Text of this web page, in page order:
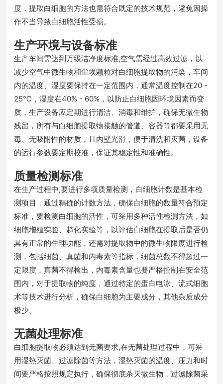
度，提取白细胞的方法也需符合既定的技术规范，避免因操
作不当导致白细胞活性受损。
生产环境与设备标准
生产车间需达到万级洁净度标准,空气需经过高效过滤，以
减少空气中微生物和尘埃颗粒对白细胞提取物的污染，车间
内的温度、湿度要保持在一定范围内，通常温度控制在20 -
25℃，湿度在40% - 60%，以防止白细胞因环境因素而变
质，生产设备应定期进行清洁、消毒和维护，确保无微生物
残留，所有与白细胞提取物接触的管道、容器等都要采用无
毒、无吸附性的材质，且内壁光滑，便于清洗和灭菌，设备
的运行参数要定期校准，保证其稳定性和准确性。
质量检测标准
在生产过程中,要进行多项质量检测，白细胞计数是基本检
测项目，通过精确的计数方法，确保白细胞的数量符合预定
标准，要检测白细胞的活性，可采用多种活性检测方法，如
细胞增殖实验、趋化实验等，以评估白细胞在提取后是否仍
具有正常的生理功能，还需对提取物中的微生物限度进行检
测，包括细菌、真菌和内毒素等指标，细菌总数不得超过一
定限度，真菌不得检出，内毒素含量也要严格控制在安全范
围内，对于提取物的纯度，通过特定的蛋白电泳、流式细胞
术等技术进行分析，确保白细胞为主要成分，其他杂质成分
极少。
无菌处理标准
白细胞提取物必须达到无菌要求,在无菌处理过程中，可采
用湿热灭菌、过滤除菌等方法，湿热灭菌的温度、压力和时
间要严格按照规定执行，确保彻底杀灭微生物，过滤除菌采